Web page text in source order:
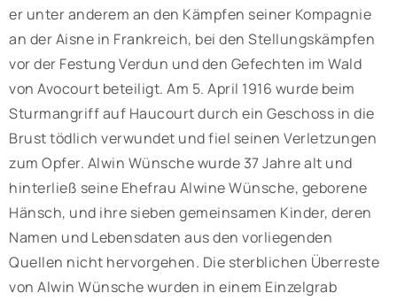
er unter anderem an den Kämpfen seiner Kompagnie
an der Aisne in Frankreich, bei den Stellungskämpfen
vor der Festung Verdun und den Gefechten im Wald
von Avocourt beteiligt. Am 5. April 1916 wurde beim
Sturmangriff auf Haucourt durch ein Geschoss in die
Brust tödlich verwundet und fiel seinen Verletzungen
zum Opfer. Alwin Wünsche wurde 37 Jahre alt und
hinterließ seine Ehefrau Alwine Wünsche, geborene
Hänsch, und ihre sieben gemeinsamen Kinder, deren
Namen und Lebensdaten aus den vorliegenden
Quellen nicht hervorgehen. Die sterblichen Überreste
von Alwin Wünsche wurden in einem Einzelgrab